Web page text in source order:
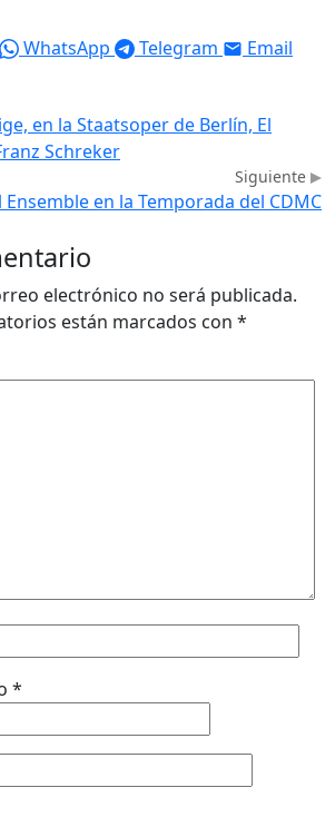
WhatsApp Telegram Email
en la Staatsoper de Berlín, El
Schreker
Siguiente
Ensemble en la Temporada del CDMC
electrónico no será publicada.
están marcados con *
*